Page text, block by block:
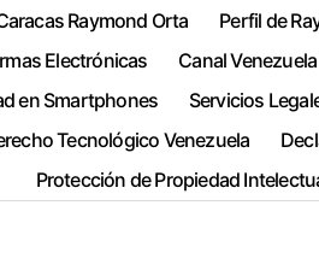
Raymond Orta Perfil de
Electrónicas
Canal
en Smartphones
Servicios
Tecnológico Venezuela
Protección de Propiedad